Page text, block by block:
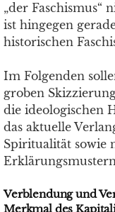
„der Faschismus“
ist hingegen
historischen
Im Folgenden
groben
die ideologischen
das aktuelle
Spiritualität sowie
Verblendung und
Merkmal des